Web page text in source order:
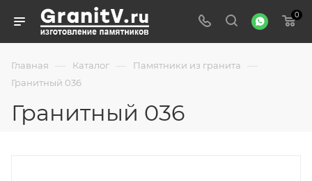
0
Главная — Каталог — Памятники из гранита —
Гранитный 036
Гранитный 036